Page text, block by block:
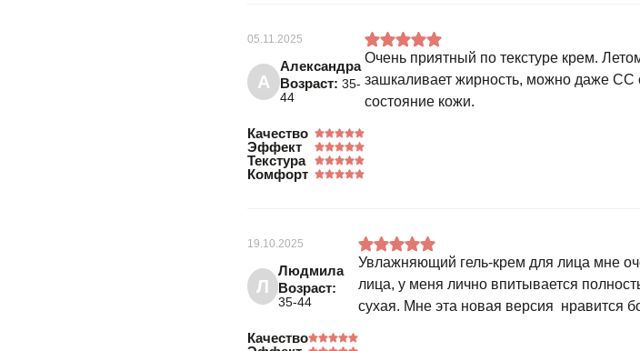
05.11.2025
А
Александра
Возраст: 35-
44
Качество
Эффект
Текстура
Комфорт
Очень приятный по текстуре крем.
зашкаливает жирность, можно даже СС
состояние кожи.
19.10.2025
Л
Людмила
Возраст:
35-44
Качество
Увлажняющий гель-крем для лица мне
лица, у меня лично впитывается
сухая. Мне эта новая версия нравится